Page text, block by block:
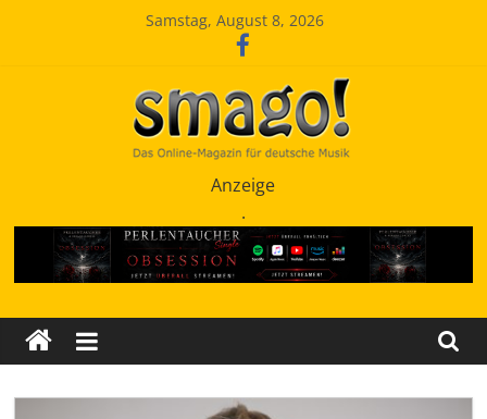
Samstag, August 8, 2026
SchlagerMAGazinOnline
Anzeige
.